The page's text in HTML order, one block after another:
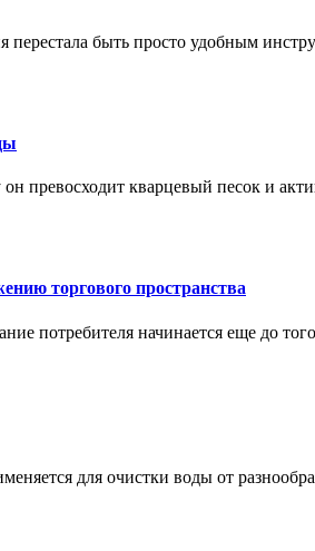
быть просто удобным
он превосходит кварцевый песок и
торгового пространства
потребителя начинается еще до
для очистки воды от